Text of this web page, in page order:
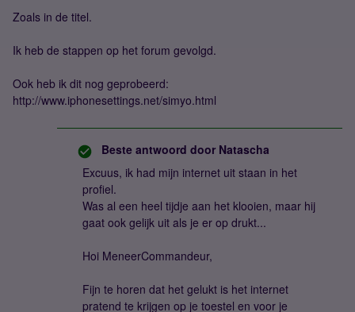
Zoals in de titel.
Ik heb de stappen op het forum gevolgd.
Ook heb ik dit nog geprobeerd:
http://www.iphonesettings.net/simyo.html
Beste antwoord door Natascha
Excuus, ik had mijn internet uit staan in het
profiel.
Was al een heel tijdje aan het klooien, maar hij
gaat ook gelijk uit als je er op drukt...
Hoi MeneerCommandeur,
Fijn te horen dat het gelukt is het internet
pratend te krijgen op je toestel en voor je